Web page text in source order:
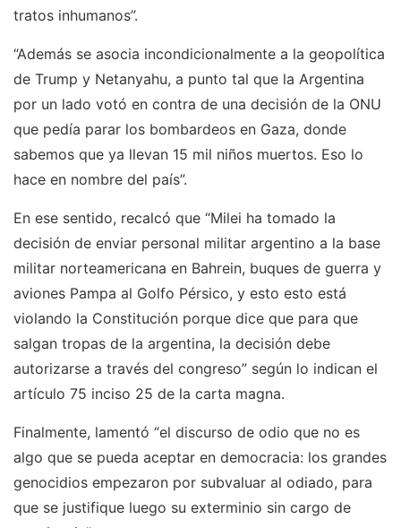
tratos inhumanos”.
“Además se asocia incondicionalmente a la geopolítica
de Trump y Netanyahu, a punto tal que la Argentina
por un lado votó en contra de una decisión de la ONU
que pedía parar los bombardeos en Gaza, donde
sabemos que ya llevan 15 mil niños muertos. Eso lo
hace en nombre del país”.
En ese sentido, recalcó que “Milei ha tomado la
decisión de enviar personal militar argentino a la base
militar norteamericana en Bahrein, buques de guerra y
aviones Pampa al Golfo Pérsico, y esto esto está
violando la Constitución porque dice que para que
salgan tropas de la argentina, la decisión debe
autorizarse a través del congreso” según lo indican el
artículo 75 inciso 25 de la carta magna.
Finalmente, lamentó “el discurso de odio que no es
algo que se pueda aceptar en democracia: los grandes
genocidios empezaron por subvaluar al odiado, para
que se justifique luego su exterminio sin cargo de